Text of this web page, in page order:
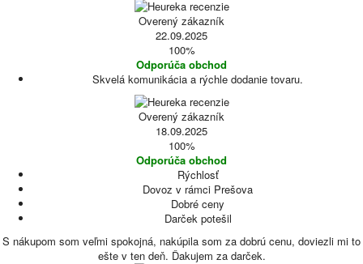
Overený zákazník
22.09.2025
100%
Odporúča obchod
Skvelá komunikácia a rýchle dodanie tovaru.
Overený zákazník
18.09.2025
100%
Odporúča obchod
Rýchlosť
Dovoz v rámci Prešova
Dobré ceny
Darček potešil
S nákupom som veľmi spokojná, nakúpila som za dobrú cenu, doviezli mi to
ešte v ten deň. Ďakujem za darček.